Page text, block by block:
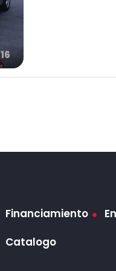
16
Financiamiento
Catalogo